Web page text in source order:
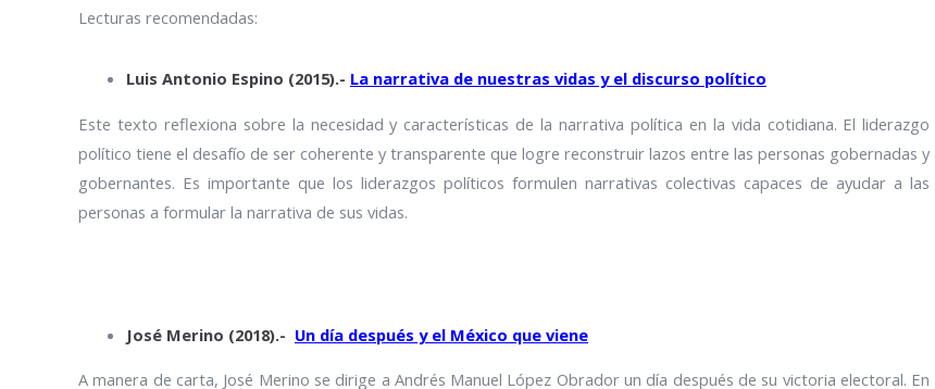
Lecturas recomendadas:
Luis Antonio Espino (2015).- La narrativa de nuestras vidas y el discurso político
Este texto reflexiona sobre la necesidad y características de la narrativa política en la vida cotidiana. El liderazgo
político tiene el desafío de ser coherente y transparente que logre reconstruir lazos entre las personas gobernadas y
gobernantes. Es importante que los liderazgos políticos formulen narrativas colectivas capaces de ayudar a las
personas a formular la narrativa de sus vidas.
José Merino (2018).- Un día después y el México que viene
A manera de carta, José Merino se dirige a Andrés Manuel López Obrador un día después de su victoria electoral. En